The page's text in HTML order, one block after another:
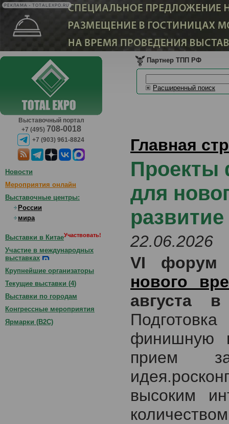
РЕКЛАМА • TOTALEXPO.RU
Выставочный портал
+7 (495) 708-0018
+7 (903) 961-8824
Партнер ТПП РФ
Расширенный поиск
Главная
Проекты
для
22.06.2026
VI
нового
августа
финишную
прием
высоким
Новости
Мероприятия онлайн
Выставочные центры:
России
мира
Выставки в КитаеУчаствовать!
Участие в международных
выставках
Крупнейшие организаторы
Текущие выставки (4)
Выставки по городам
Конгрессные мероприятия
Ярмарки (B2C)